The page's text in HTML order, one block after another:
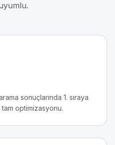
sonuçlarında 1. sıraya
tam optimizasyonu.